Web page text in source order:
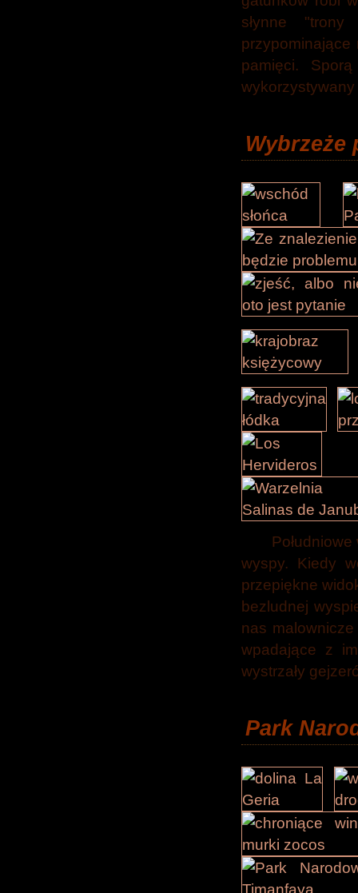
słynne
pamięci.
Wybrzeże
wyspy. Kiedy
przepiękne
bezludnej
nas
wpadające z
wystrzały
Park